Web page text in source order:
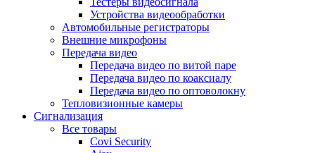
Устройства видеообработки
Автомобильные регистраторы
Внешние микрофоны
Передача видео
Передача видео по витой паре
Передача видео по коаксиалу
Передача видео по оптоволокну
Тепловизионные камеры
Сигнализация
Все товары
Covi Security